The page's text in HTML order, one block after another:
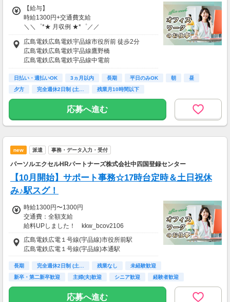
日払い
月払い給与の前払いが可能な福利厚生サービス
として、
速払いサービス(日払いサービス)も導入してい
ます。
18時までの申請で...
＼ 申請当日に給与振り込み！ ／
（18時以降の申請は翌9時までに振込となりま
す）
※承認済の勤怠実績に応じて申請が可能です。
※その他規定あり（詳細は登録後にマイページ
よりご確認ください）
別途一部支給
交通費支給（規定あり）
【給与】
時給1300円+交通費支給
＼＼゜*★ 月収例 ★*゜／／
週5日(月22日勤務)×1日8時間×時給1300円=月
収22万8800円
【給与支払】
月払い給与の前払いが可能な福利厚生サービス
として、
速払いサービス(日払いサービス)も導入してい
18時までの申請で...
＼ 申請当日に給与振り込み！ ／
（18時以降の申請は翌9時までに振込となりま
す）
※承認済の勤怠実績に応じて申請が可能です。
※その他規定あり（詳細は登録後にマイページ
よりご確認ください）
【交通費】
別途一部支給
広島電鉄広島電鉄宇品線市役所前 徒歩2分
広島電鉄広島電鉄宇品線鷹野橋
広島電鉄広島電鉄宇品線中電前
広島電鉄広島電鉄宇品線日赤病院前
広島電鉄広島電鉄宇品線袋町
日払い・週払いOK 3ヵ月以内 長期 平日のみOK 朝
昼
夕方
完全週休2日制 (土… 残業月10時間以下
応募へ進む
new 派遣 事務・データ入力・受付
パーソルエクセルHRパートナーズ株式会社中四国登録センター
【10月開始】サポート事務☆17時台定時＆土日祝休
み♪駅スグ！
時給1300円〜1300円
交通費：全額支給
給料UPしました！ kkw_bcov2106
広島電鉄広電１号線(宇品線)市役所前駅
広島電鉄広電１号線(宇品線)本通駅
長期 完全週休2日制 (土… 残業なし
未経験歓迎
新卒・第二新卒歓迎
主婦(夫)歓迎 シニア歓迎
経験者歓迎
ブランクOK
応募へ進む